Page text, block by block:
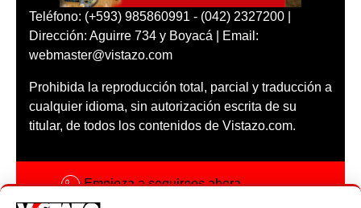
Teléfono: (+593) 985860991 - (042) 2327200 |
Dirección: Aguirre 734 y Boyacá | Email:
webmaster@vistazo.com
Prohibida la reproducción total, parcial y traducción a
cualquier idioma, sin autorización escrita de su
titular, de todos los contenidos de Vistazo.com.
Empieza a seguirnos ahora